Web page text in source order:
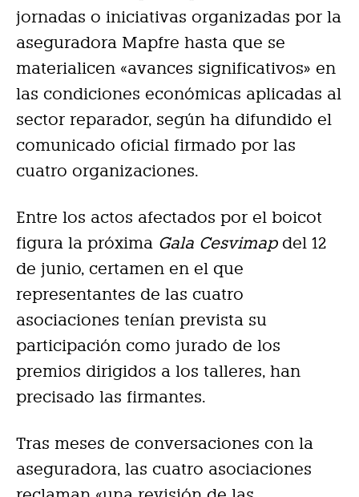
jornadas o iniciativas organizadas por la
aseguradora Mapfre hasta que se
materialicen «avances significativos» en
las condiciones económicas aplicadas al
sector reparador, según ha difundido el
comunicado oficial firmado por las
cuatro organizaciones.
Entre los actos afectados por el boicot
figura la próxima Gala Cesvimapdel 12
de junio, certamen en el que
representantes de las cuatro
asociaciones tenían prevista su
participación como jurado de los
premios dirigidos a los talleres, han
precisado las firmantes.
Tras meses de conversaciones con la
aseguradora, las cuatro asociaciones